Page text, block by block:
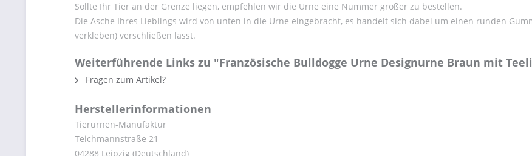
Sollte Ihr Tier an der Grenze liegen, empfehlen wir die Urne eine Nummer größer zu bestellen.
Die Asche Ihres Lieblings wird von unten in die Urne eingebracht, es handelt sich dabei um einen runden
verkleben) verschließen lässt.
Weiterführende Links zu "Französische Bulldogge Urne Designurne Braun mit
Fragen zum Artikel?
Herstellerinformationen
Tierurnen-Manufaktur
Teichmannstraße 21
04288 Leipzig (Deutschland)